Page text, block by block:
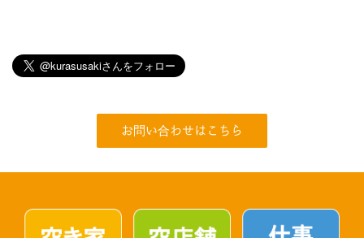
お問い合わせはこちら